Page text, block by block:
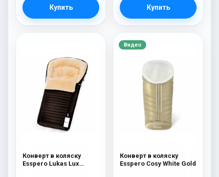
Купить Купить
Конверт в коляску
Esspero Lukas Lux
Видео
Конверт в коляску
Esspero Cosy White Gold